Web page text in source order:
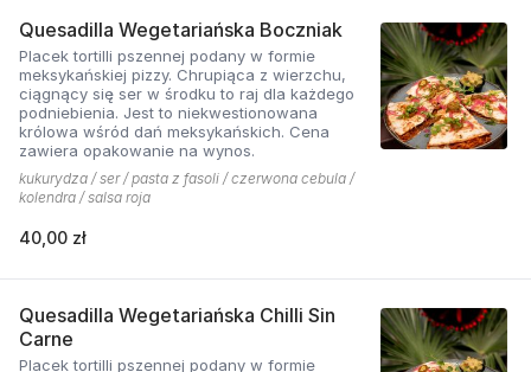
Quesadilla Wegetariańska Boczniak
Placek tortilli pszennej podany w formie
meksykańskiej pizzy. Chrupiąca z wierzchu,
ciągnący się ser w środku to raj dla każdego
podniebienia. Jest to niekwestionowana
królowa wśród dań meksykańskich. Cena
zawiera opakowanie na wynos.
kukurydza / ser / pasta z fasoli / czerwona cebula /
kolendra / salsa roja
40,00 zł
Quesadilla Wegetariańska Chilli Sin
Carne
Placek tortilli pszennej podany w formie